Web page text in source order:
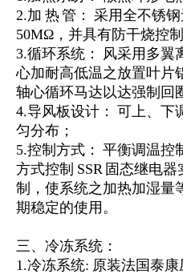
2.加 热 管： 采用全不锈
50MΩ，并具有防干烧控制
3.循环系统： 风采用多翼
心加耐高低温之放置叶片
轴心循环马达以达强制回
4.导风板设计： 可上、下
匀分布；
5.控制方式： 平衡调温控
方式控制 SSR 固态继电
制，使系统之加热加湿量
期稳定的使用。
三、冷冻系统：
1.冷冻系统: 原装法国泰